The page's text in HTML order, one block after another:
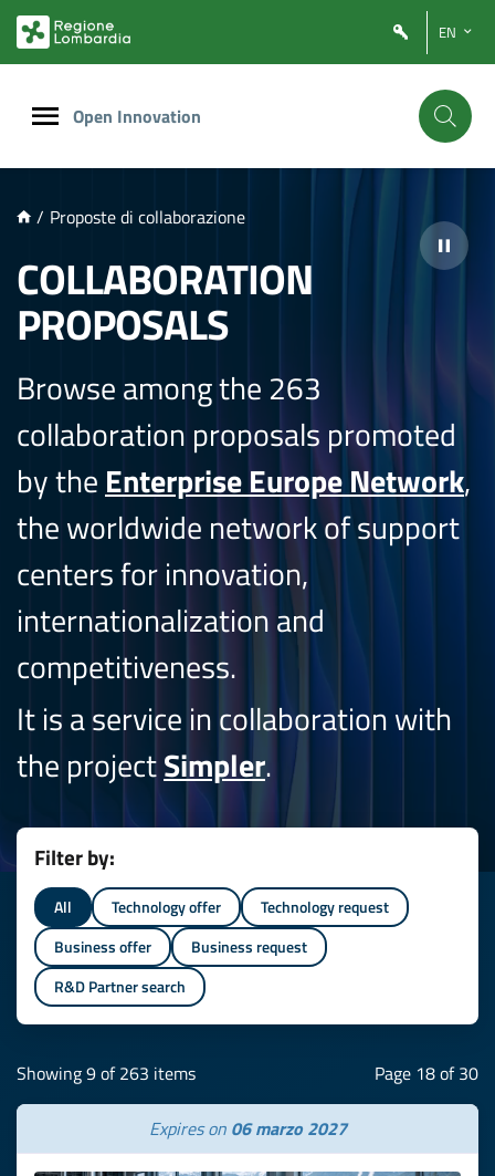
PRINCIPALE
EN
Open Innovation
/ Proposte di collaborazione
COLLABORATION
PROPOSALS
Browse among the 263
collaboration proposals promoted
by the Enterprise Europe Network,
the worldwide network of support
centers for innovation,
internationalization and
competitiveness.
It is a service in collaboration with
the projectSimpler.
Filter by:
All Technology offer
Technology request
Business offer
Business request
R&D Partner search
Showing 9 of 263 items Page 18 of 30
Expires on 06 marzo 2027